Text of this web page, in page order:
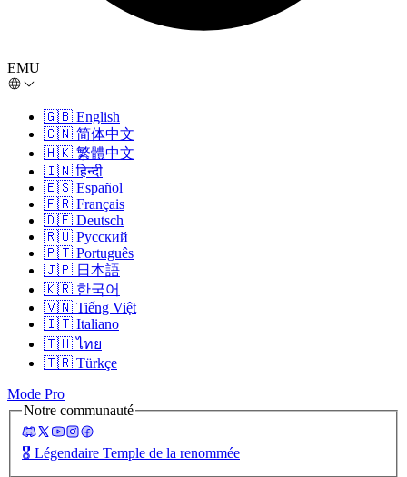
EMU
🇬🇧 English
🇨🇳 简体中文
🇭🇰 繁體中文
🇮🇳 हिन्दी
🇪🇸 Español
🇫🇷 Français
🇩🇪 Deutsch
🇷🇺 Русский
🇵🇹 Português
🇯🇵 日本語
🇰🇷 한국어
🇻🇳 Tiếng Việt
🇮🇹 Italiano
🇹🇭 ไทย
🇹🇷 Türkçe
Mode Pro
Notre communauté
🎖️ Légendaire Temple de la renommée